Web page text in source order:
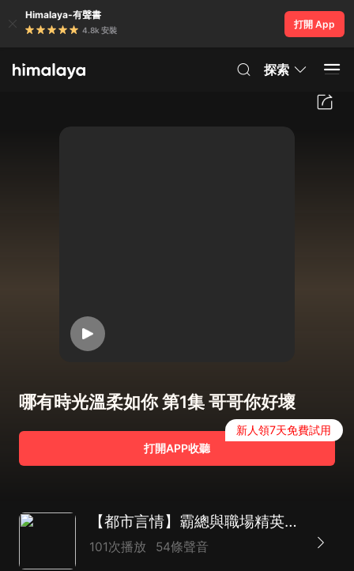
Himalaya-有聲書
4.8k 安裝
打開 App
探索
哪有時光溫柔如你 第1集 哥哥你好壞
打開APP收聽
新人領7天免費試用
【都市言情】霸總與職場精英的愛恨糾葛|哪有時光溫柔如你
101次播放 54條聲音